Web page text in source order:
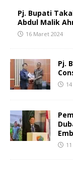
Pj. Bupati
Abdul Malik
16 Maret 2024
Pj.